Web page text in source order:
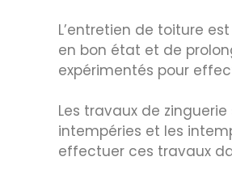
L’entretien de toiture
en bon état et de
expérimentés pour
Les travaux de
intempéries et les
effectuer ces travaux